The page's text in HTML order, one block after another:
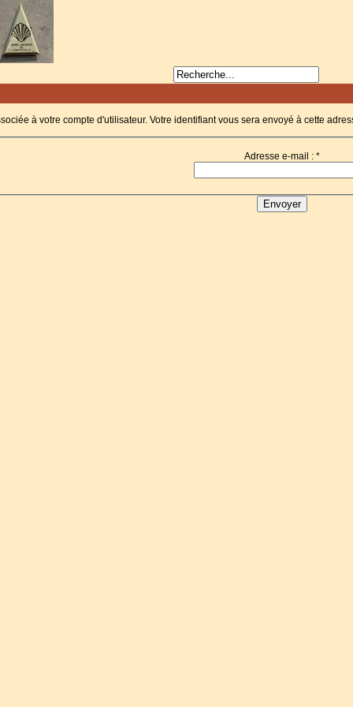
à votre compte d'utilisateur. Votre identifiant vous sera envoyé à cette
Adresse e-mail : *
Envoyer